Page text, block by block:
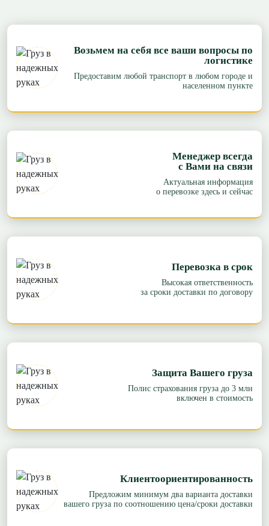
Возьмем на себя все ваши вопросы по
логистике
Предоставим любой транспорт в любом городе и
населенном пункте
Менеджер всегда
с Вами на связи
Актуальная информация
о перевозке здесь и сейчас
Перевозка в срок
Высокая ответственность
за сроки доставки по договору
Защита Вашего груза
Полис страхования груза до 3 млн
включен в стоимость
Клиентоориентированность
Предложим минимум два варианта доставки
вашего груза по соотношению цена/сроки доставки